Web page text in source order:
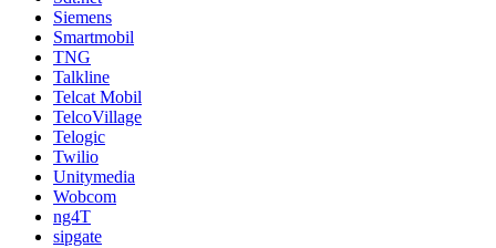
Siemens
Smartmobil
TNG
Talkline
Telcat Mobil
TelcoVillage
Telogic
Twilio
Unitymedia
Wobcom
ng4T
sipgate